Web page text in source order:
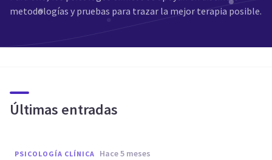
metodologías y pruebas para trazar la mejor terapia posible.
Últimas entradas
PSICOLOGÍA CLÍNICA hace 5 meses